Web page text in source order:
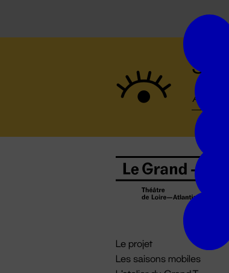
Le projet
Les saisons mobiles